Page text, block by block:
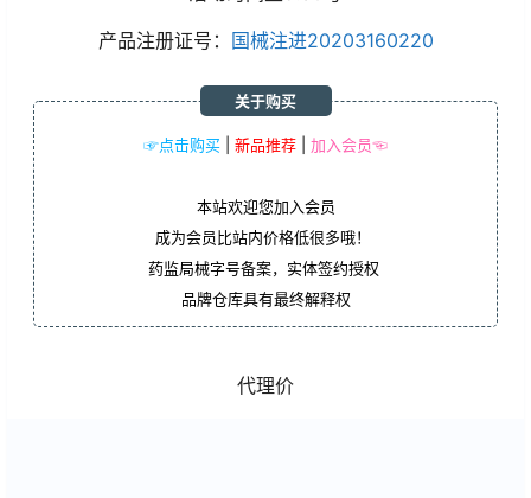
产品注册证号：
国械注进20203160220
☞点击购买 新品推荐 加入会员☜
关于购买
本站欢迎您加入会员
成为会员比站内价格低很多哦！
药监局械字号备案，实体签约授权
品牌仓库具有最终解释权
代理价